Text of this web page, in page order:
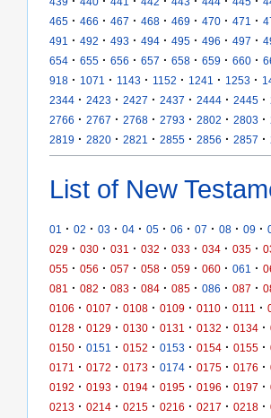
465 · 466 · 467 · 468 · 469 · 470 · 471 ·
491
· 492 · 493 · 494 · 495 · 496 · 497 ·
654 · 655 · 656 · 657 · 658 · 659 · 660 ·
918 · 1071 · 1143 · 1152 · 1241 · 1253 ·
2344 · 2423 · 2427 · 2437 · 2444 · 2445 ·
2766 · 2767 · 2768 · 2793 · 2802 · 2803 ·
2819 · 2820 · 2821 · 2855 · 2856 · 2857 ·
List of New
01 · 02 · 03 · 04 · 05 · 06 · 07 · 08 · 09 ·
029 · 030 · 031 · 032 · 033 · 034 · 035 ·
055 · 056 · 057 · 058 · 059 · 060 · 061 ·
081
· 082 · 083 · 084 · 085 · 086 · 087 ·
0106 · 0107 · 0108 · 0109 · 0110 · 0111 ·
0128 · 0129 · 0130 · 0131 · 0132 · 0134 ·
0150 · 0151 · 0152 · 0153 · 0154 · 0155 ·
0171
· 0172 · 0173 · 0174 · 0175 · 0176 ·
0192 · 0193 · 0194 · 0195 · 0196 · 0197 ·
0213 · 0214 · 0215 · 0216 · 0217 · 0218 ·